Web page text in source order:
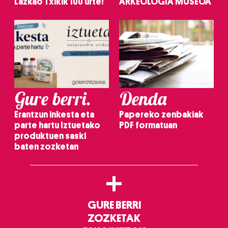
Gure berri.
Erantzun inkesta eta
parte hartu Iztuetako
produktuen saski
baten zozketan
Denda
Papereko zenbakiak
PDF formatuan
+
GURE BERRI
ZOZKETAK